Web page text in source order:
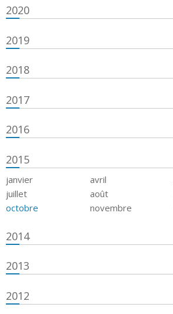
2020
2019
2018
2017
2016
2015
janvier avril
juillet
août
octobre
novembre
2014
2013
2012